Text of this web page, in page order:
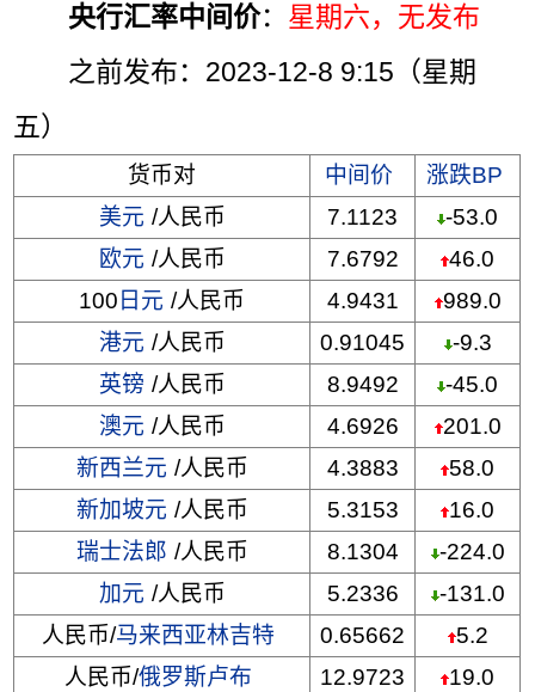
央行汇率中间价： 星期六，无发布
之前发布：2023-12-8 9:15（星期
五）
货币对 中间价
涨跌BP
美元 /人民币 7.1123
-53.0
欧元 /人民币 7.6792
46.0
100 日元 /人民币 4.9431
989.0
港元 /人民币 0.91045
-9.3
英镑 /人民币 8.9492
-45.0
澳元 /人民币 4.6926
201.0
新西兰元 /人民币 4.3883
58.0
新加坡元 /人民币 5.3153
16.0
瑞士法郎 /人民币 8.1304
-224.0
加元 /人民币 5.2336
-131.0
人民币/马来西亚林吉特 0.65662
5.2
人民币/俄罗斯卢布 12.9723
19.0